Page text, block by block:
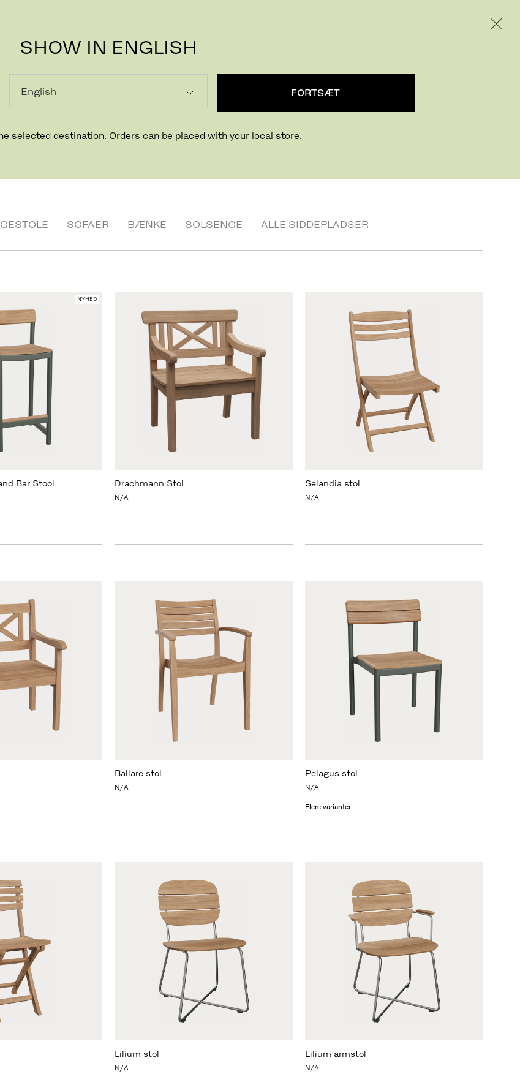
SHOW IN ENGLISH
FORTSÆT
selected destination. Orders can be placed with your local store.
OG SKAMLER
stole og skamler som kan bruges udenfor – året
SOFAER BÆNKE SOLSENGE ALLE SIDDEPLADSER
NYHED
Bar Stool Drachmann Stol
N/A
Selandia stol
N/A
Ballare stol
N/A
Pelagus stol
N/A
Flere varianter
Lilium stol
N/A
Lilium armstol
N/A